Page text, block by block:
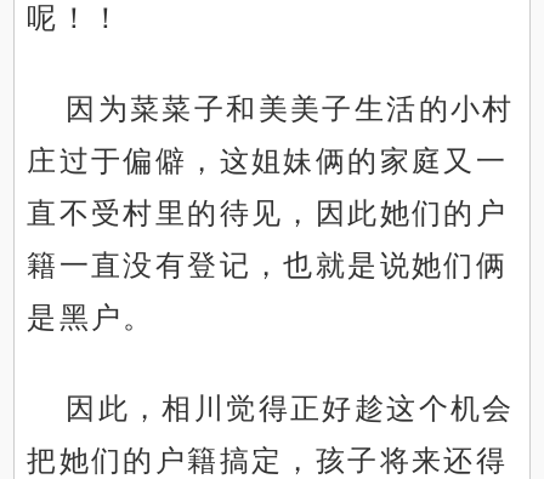
呢！！
因为菜菜子和美美子生活的小村
庄过于偏僻，这姐妹俩的家庭又一
直不受村里的待见，因此她们的户
籍一直没有登记，也就是说她们俩
是黑户。
因此，相川觉得正好趁这个机会
把她们的户籍搞定，孩子将来还得